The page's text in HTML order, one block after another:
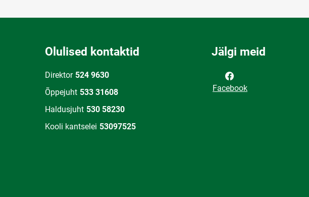
Olulised kontaktid
Direktor 524 9630
Õppejuht 533 31608
Haldusjuht 530 58230
Kooli kantselei 53097525
Jälgi meid
Facebook